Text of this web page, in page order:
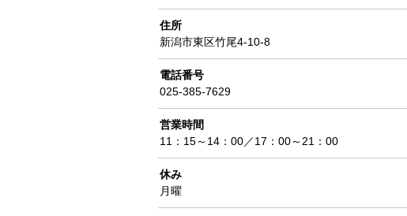
住所
新潟市東区竹尾4-10-8
電話番号
025-385-7629
営業時間
11：15～14：00／17：00～21：00
休み
月曜